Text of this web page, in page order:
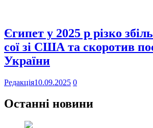
Єгипет у 2025 р різко
сої зі США та скоротив
України
Редакція10.09.2025 0
Останні новини